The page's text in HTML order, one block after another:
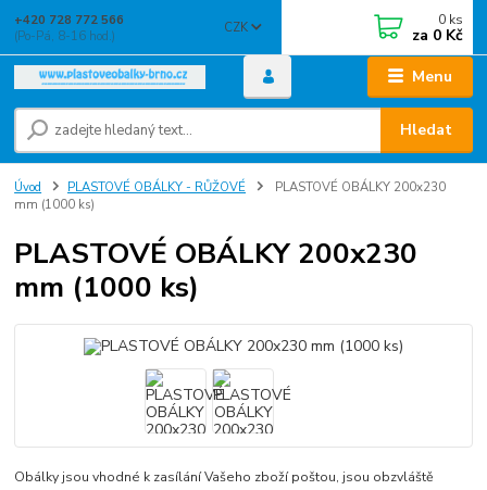
Menu
CZK
Hledat
+420 728 772 566
(Po-Pá, 8-16 hod.)
0 ks
za 0 Kč
Úvod PLASTOVÉ OBÁLKY - RŮŽOVÉ
PLASTOVÉ OBÁLKY 200x230
mm (1000 ks)
PLASTOVÉ OBÁLKY 200x230
mm (1000 ks)
Obálky jsou vhodné k zasílání Vašeho zboží poštou, jsou obzvláště